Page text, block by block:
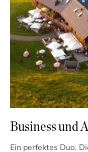
Business und
Ein perfektes Duo.